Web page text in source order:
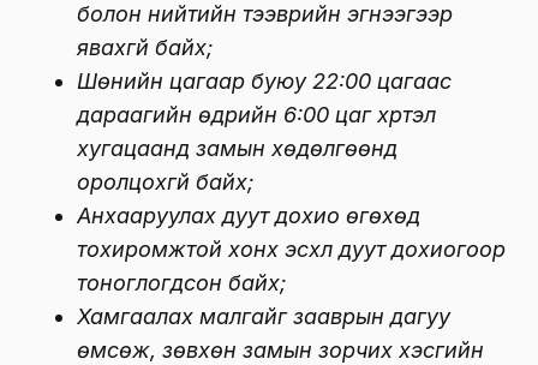
болон нийтийн тээврийн эгнээгээр
явахгүй байх;
Шөнийн цагаар буюу 22:00 цагаас
дараагийн өдрийн 6:00 цаг хүртэл
хугацаанд замын хөдөлгөөнд
оролцохгүй байх;
Анхааруулах дуут дохио өгөхөд
тохиромжтой хонх эсхүл дуут дохиогоор
тоноглогдсон байх;
Хамгаалах малгайг зааврын дагуу
өмсөж, зөвхөн замын зорчих хэсгийн